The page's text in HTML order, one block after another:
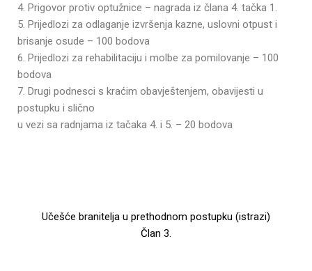
4. Prigovor protiv optužnice – nagrada iz člana 4. tačka 1.
5. Prijedlozi za odlaganje izvršenja kazne, uslovni otpust i
brisanje osude – 100 bodova
6. Prijedlozi za rehabilitaciju i molbe za pomilovanje – 100
bodova
7. Drugi podnesci s kraćim obavještenjem, obavijesti u
postupku i slično
u vezi sa radnjama iz tačaka 4. i 5. – 20 bodova
Učešće branitelja u prethodnom postupku (istrazi)
Član 3.